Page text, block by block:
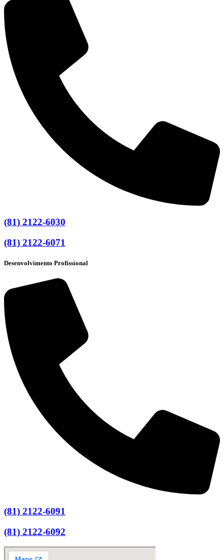
(81) 2122-6030
(81) 2122-6071
Desenvolvimento Profissional
(81) 2122-6091
(81) 2122-6092